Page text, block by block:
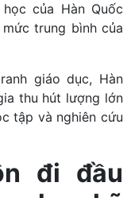
của Hàn Quốc
trung bình của
giáo dục, Hàn
thu hút lượng lớn
tập và nghiên cứu
đi đầu